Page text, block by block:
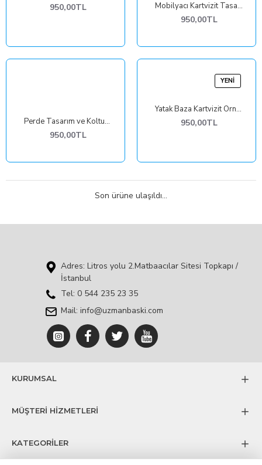
950,00TL Mobilyacı Kartvizit Tasarımı
950,00TL
Perde Tasarım ve Koltuk Döşeme Kartvizit Tasarımı
950,00TL
YENI
Yatak Baza Kartvizit Örneği
950,00TL
Son ürüne ulaşıldı...
Adres: Litros yolu 2.Matbaacılar Sitesi Topkapı /
İstanbul
Tel: 0 544 235 23 35
Mail: info@uzmanbaski.com
KURUMSAL
MÜŞTERİ HİZMETLERİ
KATEGORİLER